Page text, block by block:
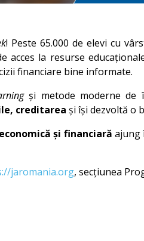
! Peste 65.000 de elevi cu
acces la resurse
financiare bine informate.
și metode moderne de
creditarea și își dezvoltă o
și financiară ajung
jaromania.org, secțiunea